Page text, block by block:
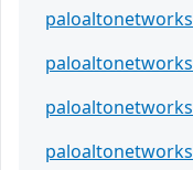
paloaltonetworks
paloaltonetworks
paloaltonetworks
paloaltonetworks